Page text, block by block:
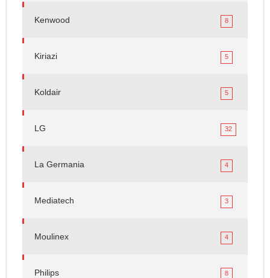
Kenwood 8
Kiriazi 5
Koldair 5
LG 32
La Germania 4
Mediatech 3
Moulinex 4
Philips 8